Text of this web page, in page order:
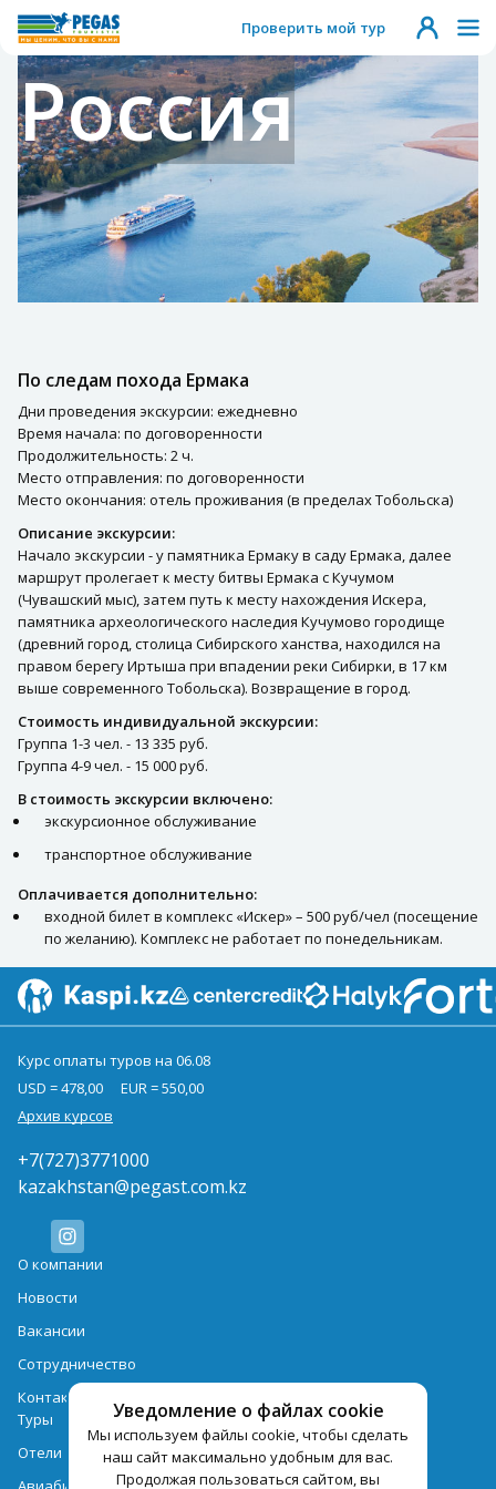
Проверить мой тур
Россия
По следам похода Ермака
Дни проведения экскурсии: ежедневно
Время начала: по договоренности
Продолжительность: 2 ч.
Место отправления: по договоренности
Место окончания: отель проживания (в пределах Тобольска)
Описание экскурсии:
Начало экскурсии - у памятника Ермаку в саду Ермака, далее
маршрут пролегает к месту битвы Ермака с Кучумом
(Чувашский мыс), затем путь к месту нахождения Искера,
памятника археологического наследия Кучумово городище
(древний город, столица Сибирского ханства, находился на
правом берегу Иртыша при впадении реки Сибирки, в 17 км
выше современного Тобольска). Возвращение в город.
Стоимость индивидуальной экскурсии:
Группа 1-3 чел. - 13 335 руб.
Группа 4-9 чел. - 15 000 руб.
В стоимость экскурсии включено:
экскурсионное обслуживание
транспортное обслуживание
Оплачивается дополнительно:
входной билет в комплекс «Искер» – 500 руб/чел (посещение
по желанию). Комплекс не работает по понедельникам.
Уведомление о файлах cookie
Мы используем файлы cookie, чтобы сделать
наш сайт максимально удобным для вас.
Продолжая пользоваться сайтом, вы
Курс оплаты туров на 06.08
USD = 478,00
EUR = 550,00
Архив курсов
+7(727)3771000
kazakhstan@pegast.com.kz
О компании
Новости
Вакансии
Сотрудничество
Контактная информация
Туры
Отели